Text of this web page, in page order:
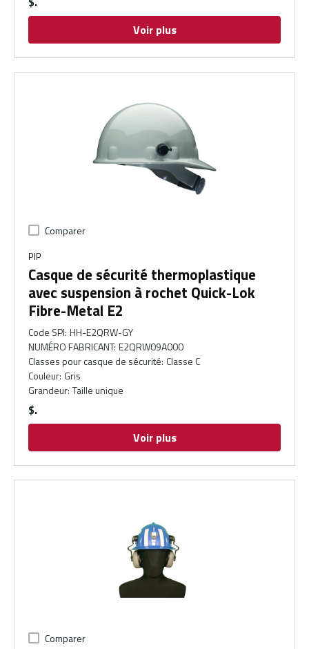
Voir plus
Comparer
PIP
Casque de sécurité thermoplastique
avec suspension à rochet Quick-Lok
Fibre-Metal E2
Code SPI: HH-E2QRW-GY
NUMÉRO FABRICANT: E2QRW09A000
Classes pour casque de sécurité: Classe C
Couleur: Gris
Grandeur: Taille unique
$
Voir plus
Comparer